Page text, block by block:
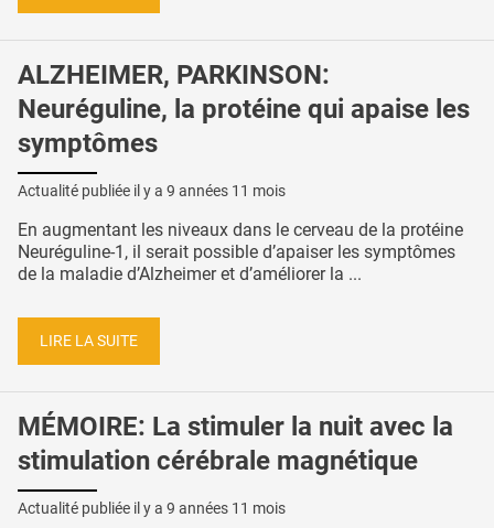
ALZHEIMER, PARKINSON:
Neuréguline, la protéine qui apaise les
symptômes
Actualité publiée il y a 9 années 11 mois
En augmentant les niveaux dans le cerveau de la protéine
Neuréguline-1, il serait possible d’apaiser les symptômes
de la maladie d’Alzheimer et d’améliorer la ...
LIRE LA SUITE
MÉMOIRE: La stimuler la nuit avec la
stimulation cérébrale magnétique
Actualité publiée il y a 9 années 11 mois